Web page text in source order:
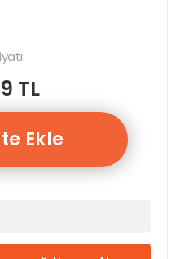
TL
Ekle